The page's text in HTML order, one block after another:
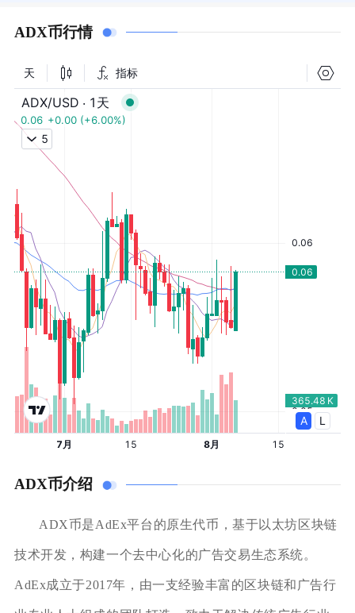
ADX币行情
ADX币介绍
ADX币是AdEx平台的原生代币，基于以太坊区块链
技术开发，构建一个去中心化的广告交易生态系统。
AdEx成立于2017年，由一支经验丰富的区块链和广告行